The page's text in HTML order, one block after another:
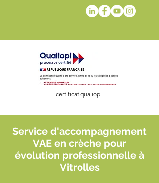
certificat qualiopi
Service d'accompagnement
VAE en crèche pour
évolution professionnelle à
Vitrolles